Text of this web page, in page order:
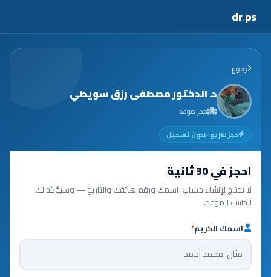
dr.ps
رجوع
د. الدكتور مصطفى رزق سويطي
حجز موعد
حجز سريع · بدون تسجيل
احجز في 30 ثانية
لا تحتاج لإنشاء حساب. اسمك ورقم هاتفك والتاريخ — وسيؤكد لك
الطبيب الموعد.
اسمك الكريم*